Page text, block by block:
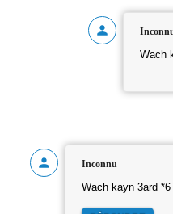
Wach
Inconnu
Wach kayn 3ard